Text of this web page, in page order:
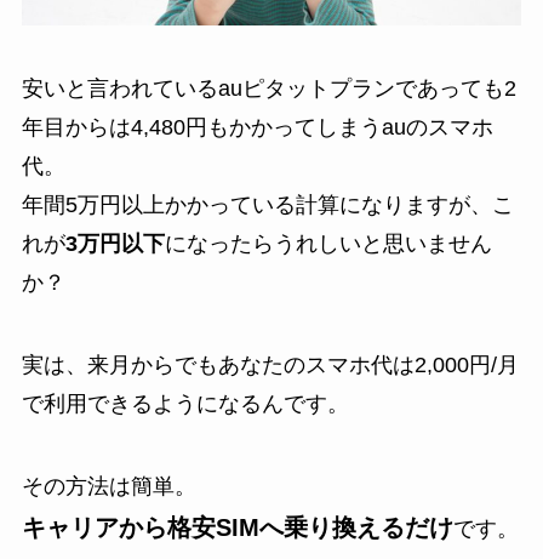
安いと言われているauピタットプランであっても2
年目からは4,480円もかかってしまうauのスマホ
代。
年間5万円以上かかっている計算になりますが、こ
れが3万円以下になったらうれしいと思いません
か？
実は、来月からでもあなたのスマホ代は2,000円/月
で利用できるようになるんです。
その方法は簡単。
キャリアから格安SIMへ乗り換えるだけです。